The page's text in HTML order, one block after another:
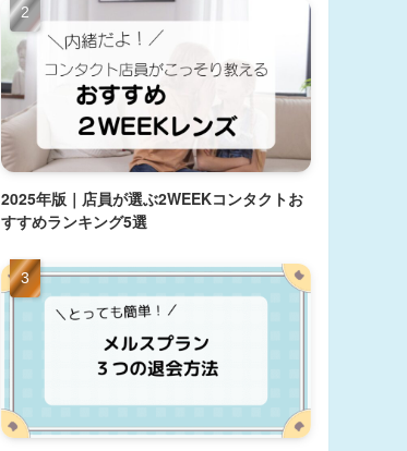
2025年版｜店員が選ぶ2WEEKコンタクトお
すすめランキング5選